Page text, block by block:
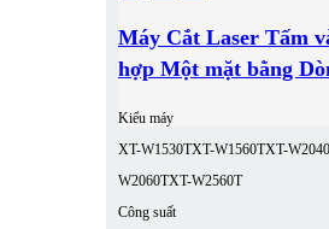
Máy Cắt Laser Tấm
hợp Một mặt bằng
Kiểu máy
XT-W1530TXT-W1560TXT-
W2060TXT-W2560T
Công suất